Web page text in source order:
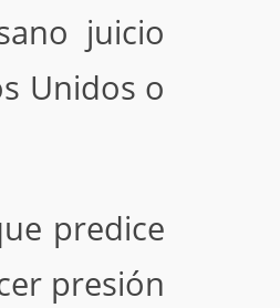
juicio
Unidos o
predice
presión